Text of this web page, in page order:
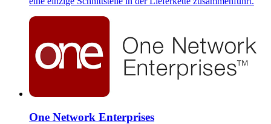
One Network Enterprises